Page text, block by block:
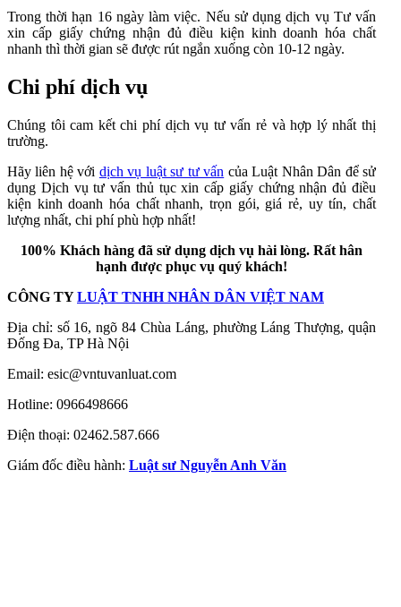
Trong thời hạn 16 ngày làm việc. Nếu sử dụng dịch vụ Tư vấn
xin cấp giấy chứng nhận đủ điều kiện kinh doanh hóa chất
nhanh thì thời gian sẽ được rút ngắn xuống còn 10-12 ngày.
Chi phí dịch vụ
Chúng tôi cam kết chi phí dịch vụ tư vấn rẻ và hợp lý nhất thị
trường.
Hãy liên hệ với dịch vụ luật sư tư vấn của Luật Nhân Dân để sử
dụng Dịch vụ tư vấn thủ tục xin cấp giấy chứng nhận đủ điều
kiện kinh doanh hóa chất nhanh, trọn gói, giá rẻ, uy tín, chất
lượng nhất, chi phí phù hợp nhất!
100% Khách hàng đã sử dụng dịch vụ hài lòng. Rất hân
hạnh được phục vụ quý khách!
CÔNG TYLUẬT TNHH NHÂN DÂN VIỆT NAM
Địa chỉ: số 16, ngõ 84 Chùa Láng, phường Láng Thượng, quận
Đống Đa, TP Hà Nội
Email: esic@vntuvanluat.com
Hotline: 0966498666
Điện thoại: 02462.587.666
Giám đốc điều hành: Luật sư Nguyễn Anh Văn